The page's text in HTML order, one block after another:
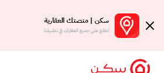
سكن | منصتك العقارية
اطلع على جميع العقارات في تطبيقنا